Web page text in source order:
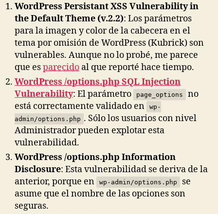
WordPress Persistant XSS Vulnerability in
the Default Theme (v.2.2): Los parámetros
para la imagen y color de la cabecera en el
tema por omisión de WordPress (Kubrick) son
vulnerables. Aunque no lo probé, me parece
que esparecido al que reporté hace tiempo.
WordPress /options.php SQL Injection
Vulnerability: El parámetro page_options
no
está correctamente validado en
wp-
admin/options.php . Sólo los usuarios con nivel
Administrador pueden explotar esta
vulnerabilidad.
WordPress /options.php Information
Disclosure: Esta vulnerabilidad se deriva de la
anterior, porque en
wp-admin/options.php
se
asume que el nombre de las opciones son
seguras.